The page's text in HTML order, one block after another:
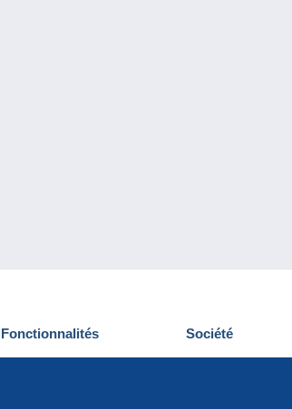
Fonctionnalités
Nouveautés
Société
Qui sommes-nous